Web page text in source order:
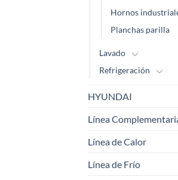
Hornos
Planchas parilla
Lavado
Refrigeración
HYUNDAI
Línea
Línea de Calor
Línea de Frío